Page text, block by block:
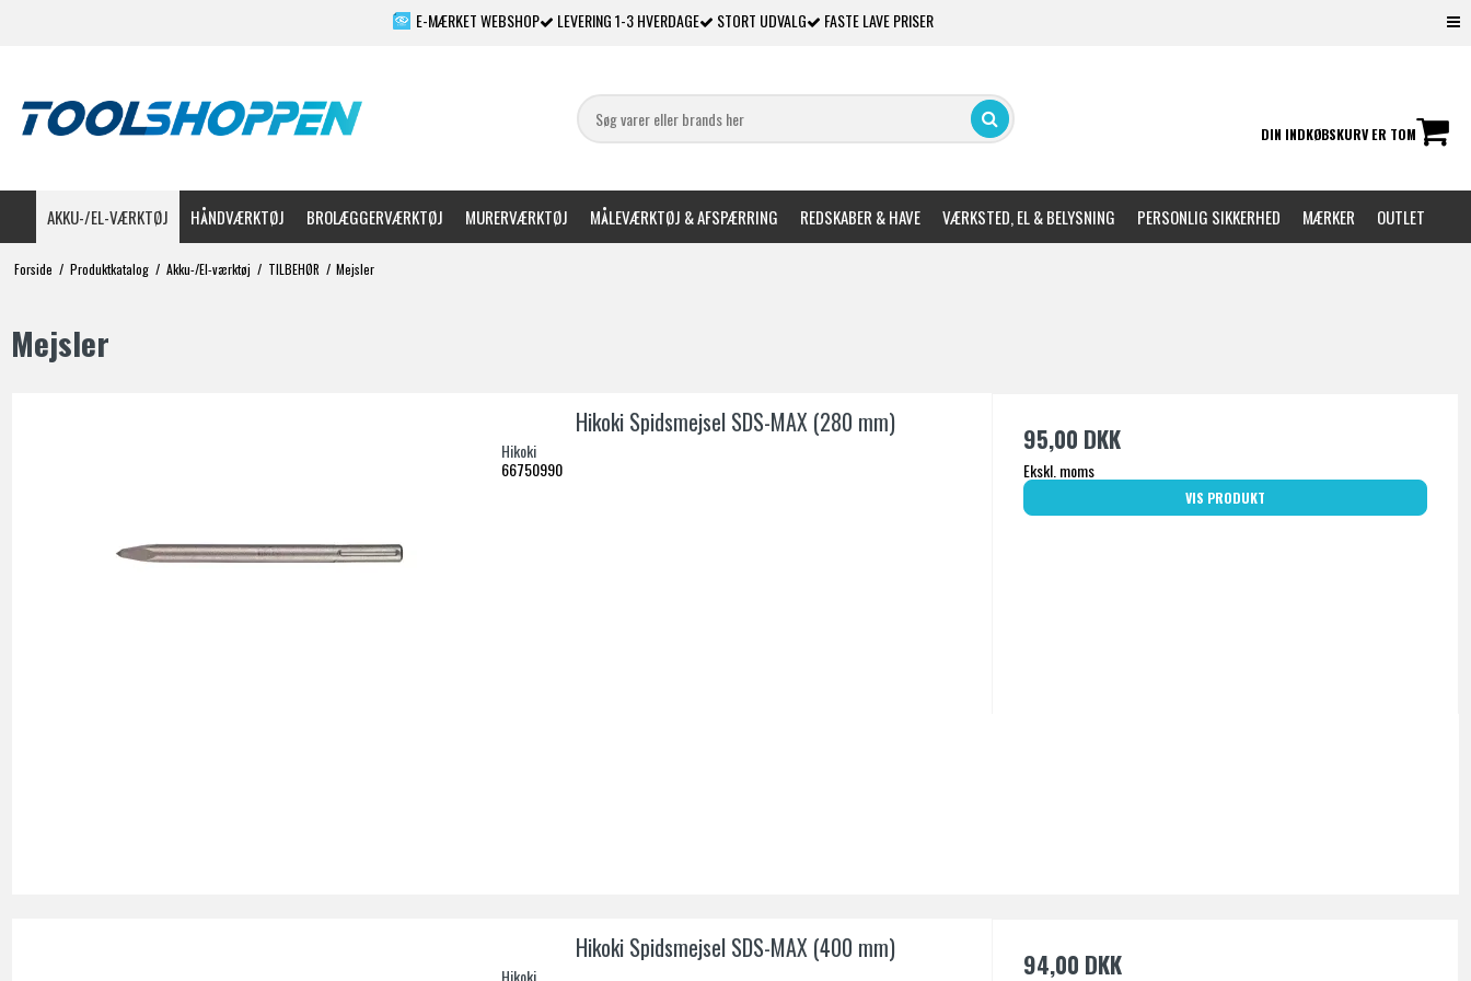
E-MÆRKET WEBSHOP LEVERING 1-3 HVERDAGE STORT UDVALG FASTE LAVE PRISER
DIN INDKØBSKURV ER TOM
AKKU-/EL-VÆRKTØJ HÅNDVÆRKTØJ BROLÆGGERVÆRKTØJ MURERVÆRKTØJ MÅLEVÆRKTØJ & AFSPÆRRING REDSKABER & HAVE VÆRKSTED, EL & BELYSNING PERSONLIG SIKKERHED MÆRKER OUTLET
Forside / Produktkatalog / Akku-/El-værktøj / TILBEHØR / Mejsler
Mejsler
Hikoki Spidsmejsel SDS-MAX (280 mm)
Hikoki
66750990
95,00 DKK
Ekskl. moms
VIS PRODUKT
Hikoki Spidsmejsel SDS-MAX (400 mm)
Hikoki
94,00 DKK